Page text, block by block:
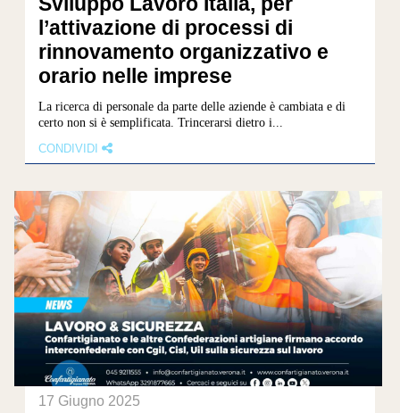
l’attivazione di processi di
rinnovamento organizzativo e
orario nelle imprese
La ricerca di personale da parte delle aziende è cambiata e di
certo non si è semplificata. Trincerarsi dietro i...
CONDIVIDI
17 Giugno 2025